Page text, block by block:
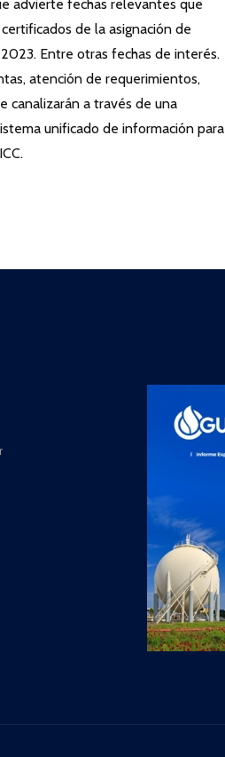
advierte fechas relevantes que
de la asignación de
Entre otras fechas de interés.
atención de requerimientos,
canalizarán a través de una
unificado de información para